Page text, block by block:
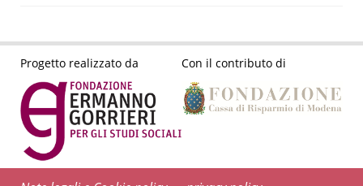
Progetto realizzato da Con il contributo di